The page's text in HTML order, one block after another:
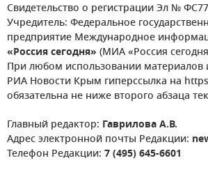
Свидетельство о регистрации Эл №
Учредитель: Федеральное
предприятие Международное
«Россия сегодня» (МИА «Россия
При любом использовании материалов
РИА Новости Крым гиперссылка на
обязательна не ниже второго абзаца
Главный редактор: Гаврилова А.В.
Адрес электронной почты Редакции:
Телефон Редакции: 7 (495) 645-6601